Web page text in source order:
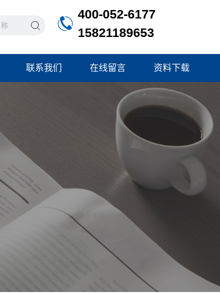
400-052-6177
15821189653
联系我们 在线留言 资料下载